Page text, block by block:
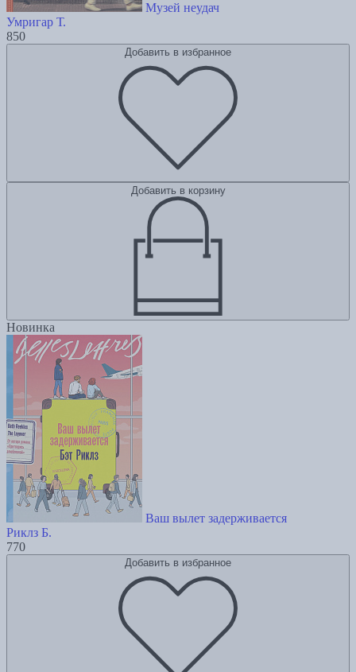
Музей неудач
Умригар Т.
850
Добавить в избранное
Добавить в корзину
Новинка
Ваш вылет задерживается
Риклз Б.
770
Добавить в избранное